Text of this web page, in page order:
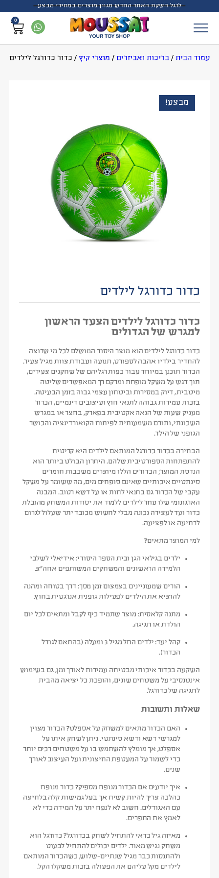
לרגל השקת האתר החדש מגוון מוצרים במחירי מבצע
0
עמוד הבית/ בריכות ואביזרים/ מוצרי קיץ/ כדור כדורגל לילדים
מבצע!
כדור כדורגל לילדים
כדור כדורגל לילדים הצעד הראשון
למגרש של הגדולים
כדור כדורגל לילדים הוא מוצר היסוד המושלם לכל מי שרוצה
להחדיר בילדיו אהבה לספורט, תנועה ועבודת צוות מגיל צעיר.
הכדור תוכנן במיוחד עבור כפות רגליהם של שחקנים צעירים,
תוך דגש על משקל מופחת ומרקם רך המאפשרים שליטה
מיטבית, דיוק במסירות וביטחון עצמי גבוה בזמן הבעיטה.
בזכות עמידות גבוהה לתנאי חוץ ועיצובים דינמיים, הכדור
מעניק שעות של הנאה אקטיבית בפארק, בחצר או במגרש
השכונתי, ותורם משמעותית לפיתוח הקואורדינציה והכושר
הגופני של הילד.
הבחירה בכדור כדורגל המותאם לילדים היא קריטית
להתפתחות הספורטיבית שלהם. היתרון הבולט ביותר הוא
הנדסת המוצר; הכדורים הללו מיוצרים משכבות חומרים
סינתטיים איכותיים שאינם סופחים מים, מה ששומר על משקל
עקבי של הכדור גם בתנאי לחות או על דשא רטוב. המבנה
הארגונומי שלו עוזר לילדים ללמוד את יסודות המשחק מהובלת
כדור ועד לעצירה נכונה מבלי לחשוש מכובד יתר שעלול לגרום
לרתיעה או לפציעה.
למי המוצר מתאים?
ילדים בגילאי הגן ובית הספר היסודי: אידיאלי לשלבי
הלמידה הראשונים והמשחקים המשותפים אחה”צ.
הורים שמעוניינים בצמצום זמן מסך: דרך בטוחה ומהנה
להוציא את הילדים לפעילות גופנית אנרגטית בחוץ.
מתנה קלאסית: מוצר שתמיד כיף לקבל ומתאים לכל יום
הולדת או חגיגה.
קהל יעד:
ילדים החל מגיל 3 ומעלה (בהתאם לגודל
הכדור).
השקעה בכדור איכותי מבטיחה עמידות לאורך זמן, גם בשימוש
אינטנסיבי על משטחים שונים, והופכת כל יציאה מהבית
לחגיגה של כדורגל.
שאלות ותשובות
האם הכדור מתאים למשחק על אספלט? הכדור מצוין
למגרשי דשא ודשא סינתטי. ניתן לשחק איתו על
אספלט, אך מומלץ להשתמש בו על משטחים רכים יותר
כדי לשמור על המעטפת החיצונית ועל העיצוב לאורך
שנים.
איך יודעים אם הכדור מנופח מספיק? כדור מנופח
כהלכה צריך להיות קשיח אך בעל גמישות קלה בלחיצה
עם האגודלים. חשוב לא לנפח יתר על המידה כדי לא
לאמץ את התפרים.
מאיזה גיל כדאי להתחיל לשחק בכדורגל?כדורגל הוא
משחק נגיש מאוד. ילדים יכולים להתחיל לבעוט
ולהתנסות כבר מגיל שנתיים-שלוש, כשהכדור המותאם
לילדים מקל עליהם את הפעולה בזכות משקלו הקל.